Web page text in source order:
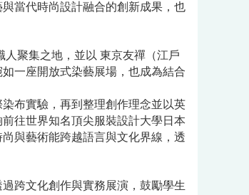
當代時尚設計融合的創新成果，也
聚集之地，並以 東京友禪（江戶
一座開放式染藝展場，也成為結合
布實驗，再到整理創作理念並以英
往世界知名頂尖服裝設計大學 日本
與藝術能跨越語言與文化界線，透
跨文化創作與實務展演，鼓勵學生